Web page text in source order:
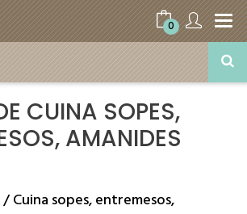
0
CUINA SOPES,
AMANIDES
/ Cuina sopes, entremesos,